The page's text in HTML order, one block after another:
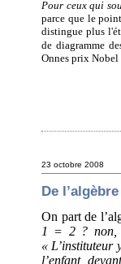
Pour ceux qui
parce que le
distingue plus
de diagramme
Onnes prix
23 octobre 2008
De
On part de
1 = 2 ? non,
« L’instituteur
l’enfant,